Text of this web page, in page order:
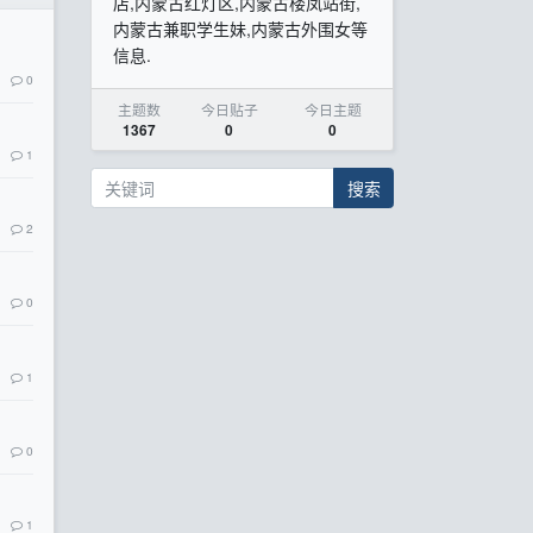
0
1
2
0
1
0
1
内蒙古兼职学生妹,内蒙古外围女等
信息.
主题数
1367
今日贴子
0
今日主题
0
搜索